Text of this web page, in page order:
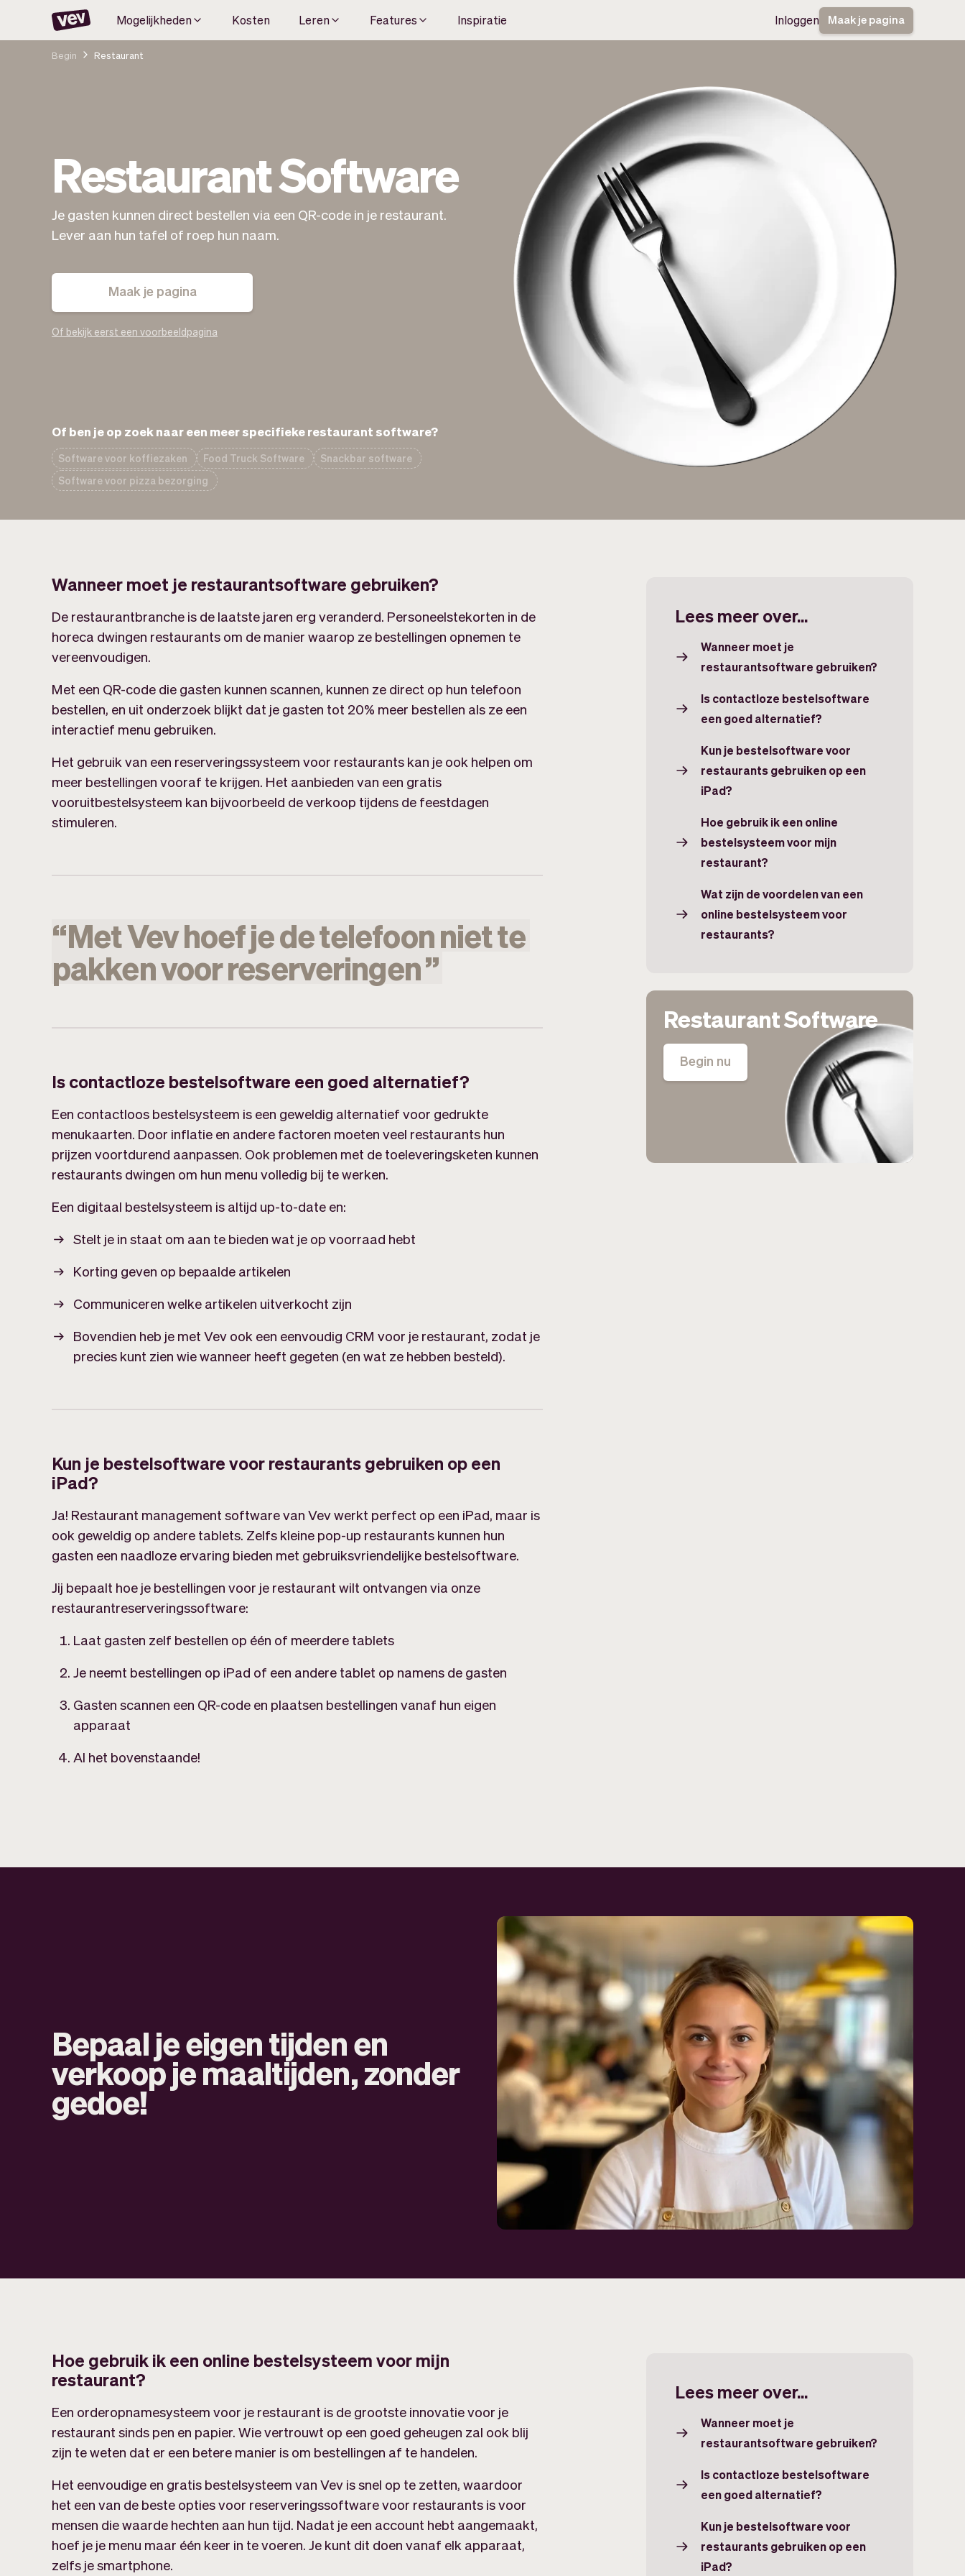
Mogelijkheden Kosten Leren Features Inspiratie Inloggen Maak je pagina
Begin Restaurant
Restaurant Software
Je gasten kunnen direct bestellen via een QR-code in je restaurant.
Lever aan hun tafel of roep hun naam.
Maak je pagina
Of bekijk eerst een voorbeeldpagina
Of ben je op zoek naar een meer specifieke restaurant software?
Software voor koffiezaken Food Truck Software
Snackbar software
Software voor pizza bezorging
Wanneer moet je restaurantsoftware gebruiken?
De restaurantbranche is de laatste jaren erg veranderd. Personeelstekorten in de
horeca dwingen restaurants om de manier waarop ze bestellingen opnemen te
vereenvoudigen.
Met een QR-code die gasten kunnen scannen, kunnen ze direct op hun telefoon
bestellen, en uit onderzoek blijkt dat je gasten tot 20% meer bestellen als ze een
interactief menu gebruiken.
Het gebruik van een reserveringssysteem voor restaurants kan je ook helpen om
meer bestellingen vooraf te krijgen. Het aanbieden van een gratis
vooruitbestelsysteem kan bijvoorbeeld de verkoop tijdens de feestdagen
stimuleren.
“MetVevhoefjedetelefoonniette
pakkenvoorreserveringen”
Is contactloze bestelsoftware een goed alternatief?
Een contactloos bestelsysteem is een geweldig alternatief voor gedrukte
menukaarten. Door inflatie en andere factoren moeten veel restaurants hun
prijzen voortdurend aanpassen. Ook problemen met de toeleveringsketen kunnen
restaurants dwingen om hun menu volledig bij te werken.
Een digitaal bestelsysteem is altijd up-to-date en:
Stelt je in staat om aan te bieden wat je op voorraad hebt
Korting geven op bepaalde artikelen
Communiceren welke artikelen uitverkocht zijn
Bovendien heb je met Vev ook een eenvoudig CRM voor je restaurant, zodat je
precies kunt zien wie wanneer heeft gegeten (en wat ze hebben besteld).
Kun je bestelsoftware voor restaurants gebruiken op een
iPad?
Ja! Restaurant management software van Vev werkt perfect op een iPad, maar is
ook geweldig op andere tablets. Zelfs kleine pop-up restaurants kunnen hun
gasten een naadloze ervaring bieden met gebruiksvriendelijke bestelsoftware.
Jij bepaalt hoe je bestellingen voor je restaurant wilt ontvangen via onze
restaurantreserveringssoftware:
Laat gasten zelf bestellen op één of meerdere tablets
Je neemt bestellingen op iPad of een andere tablet op namens de gasten
Gasten scannen een QR-code en plaatsen bestellingen vanaf hun eigen
apparaat
Al het bovenstaande!
Lees meer over...
Wanneer moet je
restaurantsoftware gebruiken?
Is contactloze bestelsoftware
een goed alternatief?
Kun je bestelsoftware voor
restaurants gebruiken op een
iPad?
Hoe gebruik ik een online
bestelsysteem voor mijn
restaurant?
Wat zijn de voordelen van een
online bestelsysteem voor
restaurants?
Restaurant Software
Begin nu
Bepaal je eigen tijden en
verkoop je maaltijden, zonder
gedoe!
Hoe gebruik ik een online bestelsysteem voor mijn
restaurant?
Een orderopnamesysteem voor je restaurant is de grootste innovatie voor je
restaurant sinds pen en papier. Wie vertrouwt op een goed geheugen zal ook blij
zijn te weten dat er een betere manier is om bestellingen af te handelen.
Het eenvoudige en gratis bestelsysteem van Vev is snel op te zetten, waardoor
het een van de beste opties voor reserveringssoftware voor restaurants is voor
mensen die waarde hechten aan hun tijd. Nadat je een account hebt aangemaakt,
hoef je je menu maar één keer in te voeren. Je kunt dit doen vanaf elk apparaat,
zelfs je smartphone.
Lees meer over...
Wanneer moet je
restaurantsoftware gebruiken?
Is contactloze bestelsoftware
een goed alternatief?
Kun je bestelsoftware voor
restaurants gebruiken op een
iPad?